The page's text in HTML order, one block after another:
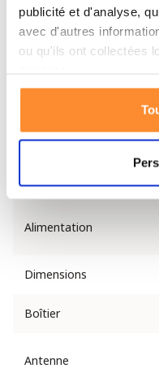
publicité et d'analyse,
avec d'autres
ou qu'ils ont collectées
Plage de fréquences
Niveaux de squelch
Alimentation
Dimensions
Boîtier
Antenne